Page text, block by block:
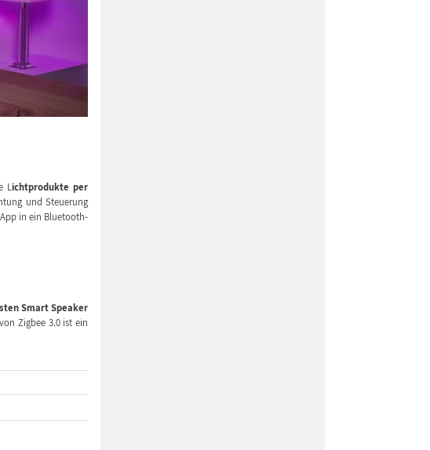
Lichtprodukte per
und Steuerung
App in ein Bluetooth-
Smart Speaker
Zigbee 3.0 ist ein